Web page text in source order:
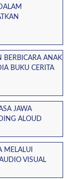
BERBICARA ANAK
BUKU CERITA
JAWA
ALOUD
MELALUI
VISUAL